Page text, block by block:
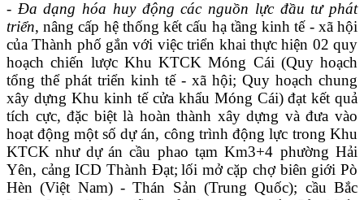
- Đa dạng hóa huy động các nguồn lực đầu tư phát
triển, nâng cấp hệ thống kết cấu hạ tầng kinh tế - xã hội
của Thành phố gắn với việctriển khai thực hiện 02quy
hoạch chiến lược Khu KTCK Móng Cái (Quy hoạch
tổng thể phát triển kinh tế - xã hội; Quy hoạch chung
xây dựng Khu kinh tế cửa khẩu Móng Cái) đạt kết quả
tích cực, đặc biệt là hoàn thành xây dựng và đưa vào
hoạt động một sốdự án, công trình động lực trong Khu
KTCK như dự áncầu phao tạm Km3+4 phường Hải
Yên, cảng ICD Thành Đạt; lối mởcặp chợ biên giới Pò
Hèn (Việt Nam) - Thán Sản (Trung Quốc); cầu Bắc